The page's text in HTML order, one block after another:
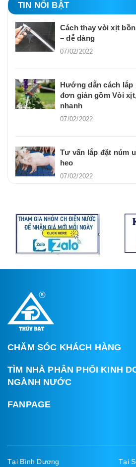
TIN NỔI BẬT
Cách thay vòi xịt
– dễ dàng
07/02/2022
Hướng dẫn cách
đơn giản gồm Vòi
nhanh
07/02/2022
Tư vấn lắp đặt núm
heo
07/02/2022
CHĂM SÓC KHÁCH HÀNG
TÌM NHÀ PHÂN PHỐI KINH
NGÀNH NƯỚC
FANPAGE
Tại Bình Dương
Tại